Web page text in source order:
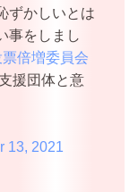
ずかしいとは
事をしまし
倍増委員会
援団体と意
13, 2021